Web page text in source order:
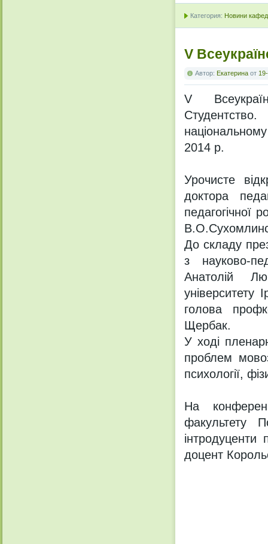
Категория: Новини
V
Автор: Екатерина от
V
2014 р.
Урочисте
доктора
педагогічної
До складу
з науково-
Анатолій
університету
голова
Щербак.
У ході
проблем
психології,
На
факультету
інтродуценти
доцент